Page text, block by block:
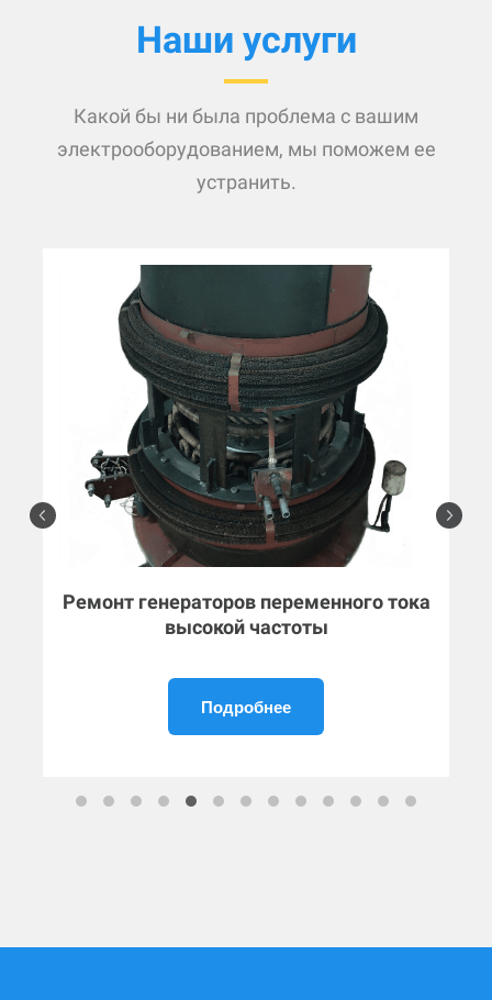
Наши услуги
Какой бы ни была проблема с вашим
электрооборудованием, мы поможем ее
устранить.
Ремонт генераторов переменного тока
высокой частоты
Подробнее